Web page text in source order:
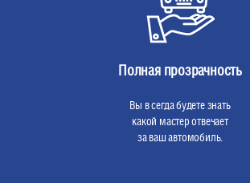
Полная прозрачность
Вы в сегда будете знать
какой мастер отвечает
за ваш автомобиль.